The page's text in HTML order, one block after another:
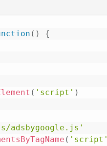
( )
{
( 'script' )
adsbygoogle.js'
( 'script'